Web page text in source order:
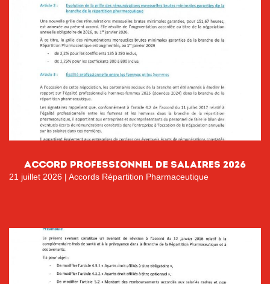
ACCORD PROFESSIONNEL DE SALAIRES 2026
21 juillet 2026 | Accords Répartition Pharmaceutique